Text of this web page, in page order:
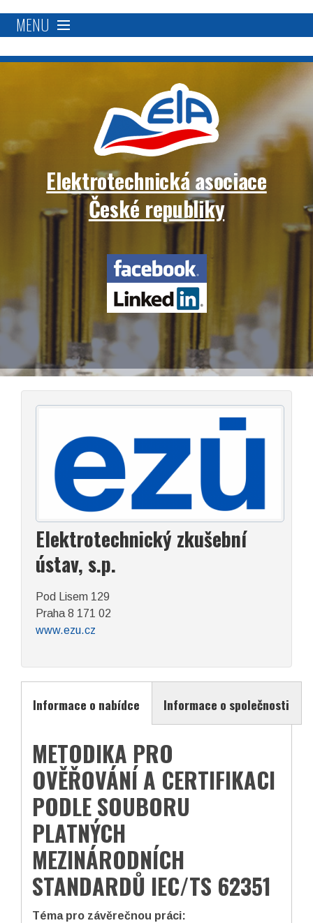
MENU
O nás
Proč se stát členem?
Členská základna
Přímá podpora
Blockchain
EN
Elektrotechnická
asociace České republiky
Elektrotechnická asociace
České republiky
Facebook
LinkedIn
Elektrotechnický zkušební
ústav, s.p.
Pod Lisem 129
Praha 8 171 02
www.ezu.cz
Informace o nabídce
METODIKA PRO
OVĚŘOVÁNÍ A CERTIFIKACI
PODLE SOUBORU
PLATNÝCH
MEZINÁRODNÍCH
STANDARDŮ IEC/TS 62351
Téma pro závěrečnou práci:
Informace o společnosti